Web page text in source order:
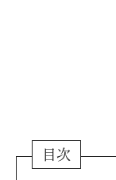
目次